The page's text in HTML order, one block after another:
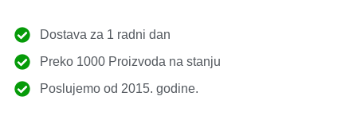
Dostava za 1 radni dan
Preko 1000 Proizvoda na stanju
Poslujemo od 2015. godine.